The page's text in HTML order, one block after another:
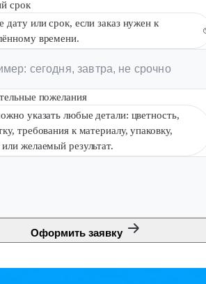
срок
дату или срок, если заказ нужен к
времени.
пожелания
указать любые детали: цветность,
требования к материалу, упаковку,
желаемый результат.
Оформить заявку